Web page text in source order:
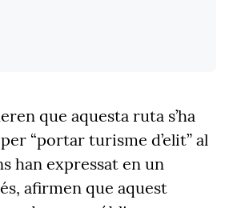
que aquesta ruta s’ha
“portar turisme d’elit” al
han expressat en un
afirmen que aquest